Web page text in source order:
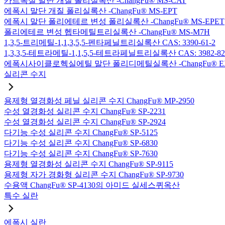
에폭시 말단 개질 폴리실록산 -ChangFu® MS-EPT
에폭시 말단 폴리에테르 변성 폴리실록산 -ChangFu® MS-EPET
폴리에테르 변성 헵타메틸트리실록산 -ChangFu® MS-M7H
1,3,5-트리메틸-1,1,3,5,5-펜타페닐트리실록산 CAS: 3390-61-2
1,3,3,5-테트라메틸-1,1,5,5-테트라페닐트리실록산 CAS: 3982-
에폭시사이클로헥실에틸 말단 폴리디메틸실록산 -ChangFu®
실리콘 수지
용제형 열경화성 페닐 실리콘 수지 ChangFu® MP-2950
수성 열경화성 실리콘 수지 ChangFu® SP-2231
수성 열경화성 실리콘 수지 ChangFu® SP-2924
다기능 수성 실리콘 수지 ChangFu® SP-5125
다기능 수성 실리콘 수지 ChangFu® SP-6830
다기능 수성 실리콘 수지 ChangFu® SP-7630
용제형 열경화성 실리콘 수지 ChangFu® SP-9115
용제형 자가 경화형 실리콘 수지 ChangFu® SP-9730
수용액 ChangFu® SP-4130의 아미드 실세스퀴옥산
특수 실란
에폭시 실란